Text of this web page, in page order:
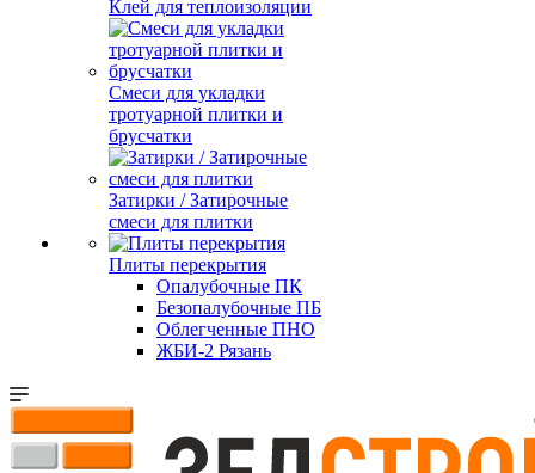
Клей для теплоизоляции
Смеси для укладки
тротуарной плитки и
брусчатки
Затирки / Затирочные
смеси для плитки
Плиты перекрытия
Опалубочные ПК
Безопалубочные ПБ
Облегченные ПНО
ЖБИ-2 Рязань